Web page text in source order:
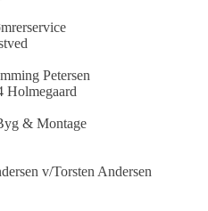
Petersen
Holmegaard
& Montage
v/Torsten Andersen